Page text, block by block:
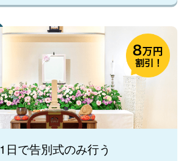
1日で告別式のみ行う